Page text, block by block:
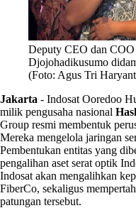
Deputy CEO dan
Djojohadikusumo
(Foto: Agus Tri
Jakarta - Indosat Ooredoo
milik pengusaha nasional
Group resmi membentuk
Mereka mengelola jaringan
Pembentukan entitas yang
pengalihan aset serat optik
Indosat akan mengalihkan
FiberCo, sekaligus
patungan tersebut.